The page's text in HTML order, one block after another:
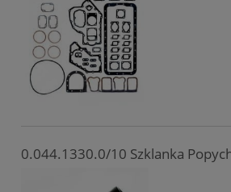
0.044.1330.0/10 Szklanka